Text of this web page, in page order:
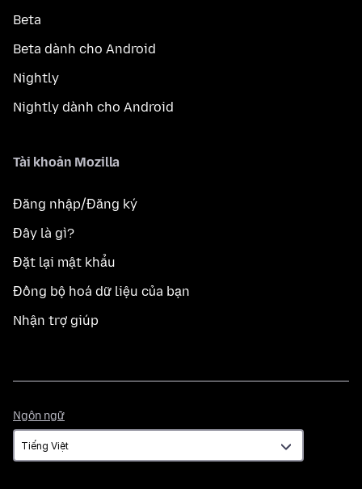
Beta
Beta dành cho Android
Nightly
Nightly dành cho Android
Tài khoản Mozilla
Đăng nhập/Đăng ký
Đây là gì?
Đặt lại mật khẩu
Đồng bộ hoá dữ liệu của bạn
Nhận trợ giúp
Ngôn ngữ
ngữ